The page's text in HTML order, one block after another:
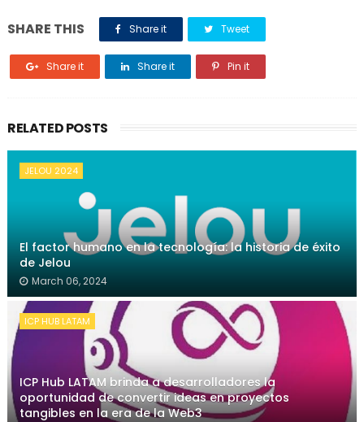
SHARE THIS Share it Tweet
Share it Share it Pin it
RELATED POSTS
JELOU 2024
El factor humano en la tecnología: la historia de éxito
de Jelou
March 06, 2024
ICP HUB LATAM
ICP Hub LATAM brinda a desarrolladores la
oportunidad de convertir ideas en proyectos
tangibles en la era de la Web3